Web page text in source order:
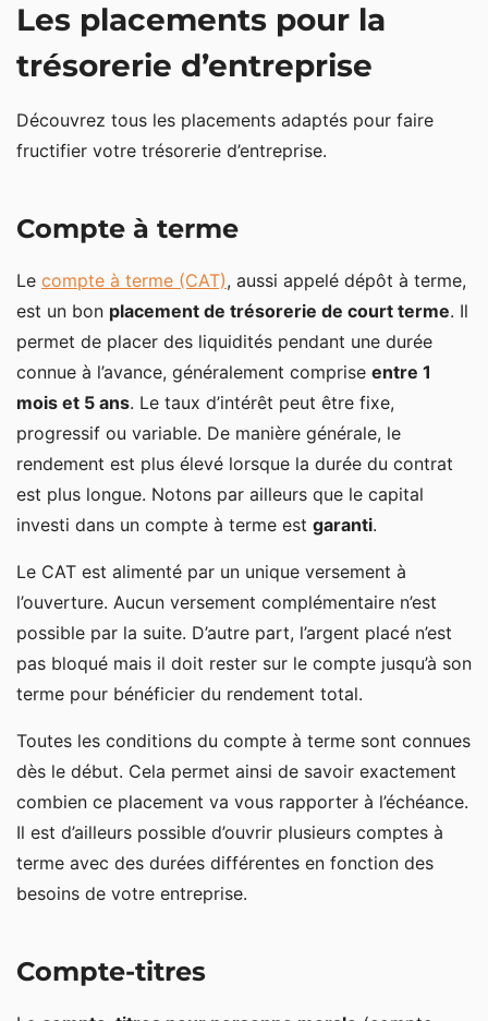
Les placements pour la
trésorerie d’entreprise
Découvrez tous les placements adaptés pour faire
fructifier votre trésorerie d’entreprise.
Compte à terme
Le compte à terme (CAT), aussi appelé dépôt à terme,
est un bon placement de trésorerie de court terme. Il
permet de placer des liquidités pendant une durée
connue à l’avance, généralement comprise entre 1
mois et 5 ans. Le taux d’intérêt peut être fixe,
progressif ou variable. De manière générale, le
rendement est plus élevé lorsque la durée du contrat
est plus longue. Notons par ailleurs que le capital
investi dans un compte à terme est garanti.
Le CAT est alimenté par un unique versement à
l’ouverture. Aucun versement complémentaire n’est
possible par la suite. D’autre part, l’argent placé n’est
pas bloqué mais il doit rester sur le compte jusqu’à son
terme pour bénéficier du rendement total.
Toutes les conditions du compte à terme sont connues
dès le début. Cela permet ainsi de savoir exactement
combien ce placement va vous rapporter à l’échéance.
Il est d’ailleurs possible d’ouvrir plusieurs comptes à
terme avec des durées différentes en fonction des
besoins de votre entreprise.
Compte-titres